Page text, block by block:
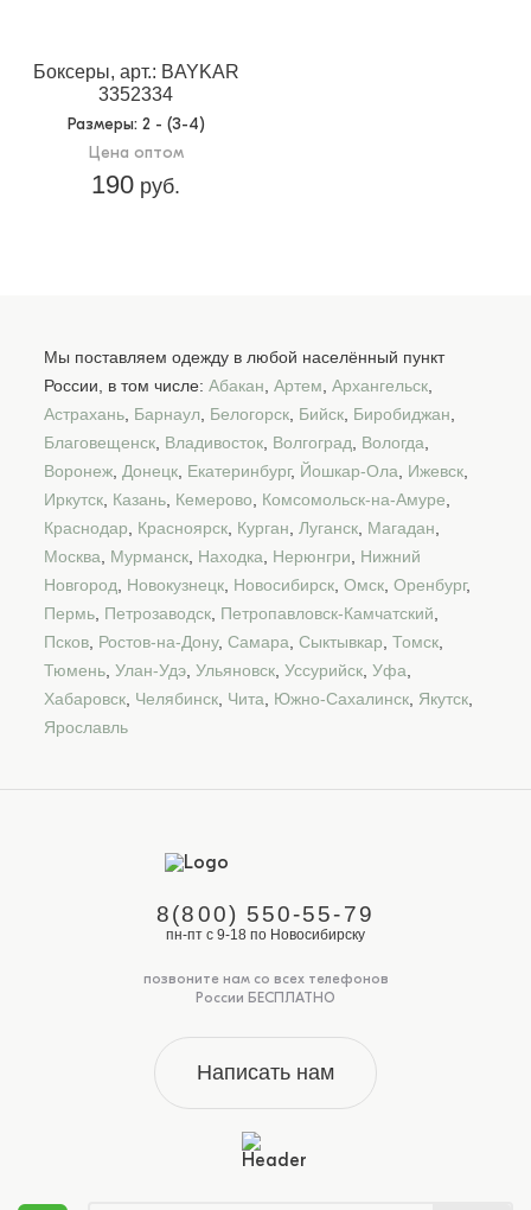
Боксеры, арт.: BAYKAR
3352334
Размеры: 2 - (3-4)
Цена оптом
190 руб.
Мы поставляем одежду в любой населённый пункт
России, в том числе: Абакан, Артем, Архангельск,
Астрахань, Барнаул, Белогорск, Бийск, Биробиджан,
Благовещенск, Владивосток, Волгоград, Вологда,
Воронеж, Донецк, Екатеринбург, Йошкар-Ола, Ижевск,
Иркутск, Казань, Кемерово, Комсомольск-на-Амуре,
Краснодар, Красноярск, Курган, Луганск, Магадан,
Москва, Мурманск, Находка, Нерюнгри, Нижний
Новгород, Новокузнецк, Новосибирск, Омск, Оренбург,
Пермь, Петрозаводск, Петропавловск-Камчатский,
Псков, Ростов-на-Дону, Самара, Сыктывкар, Томск,
Тюмень, Улан-Удэ, Ульяновск, Уссурийск, Уфа,
Хабаровск, Челябинск, Чита, Южно-Сахалинск, Якутск,
Ярославль
8(800) 550-55-79
пн-пт с 9-18 по Новосибирску
позвоните нам со всех телефонов
России БЕСПЛАТНО
Написать нам